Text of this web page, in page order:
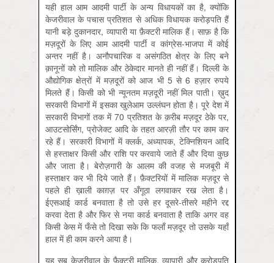
यही हाल आम आदमी पार्टी के अन्य विधायकों का है, क्योंकि
केजरीवाल के पचास प्रतिशत से अधिक विधायक करोड़पति हैं
यानी बड़े दुकानदार, व्यापारी या फ़ैक्टरी मालिक हैं। साफ़ है कि
मज़दूरों के लिए आम आदमी पार्टी व कांग्रेस-भाजपा में कोई
अन्तर नहीं है। अनौपचारिक व असंगठित क्षेत्र के लिए बने
क़ानूनों को तो मालिक और ठेकेदार मानते ही नहीं हैं। दिल्ली के
औद्योगिक क्षेत्रों में मज़दूरों को आज भी 5 से 6 हज़ार रुपये
मिलते हैं। किसी को भी न्यूनतम मज़दूरी नहीं मिल पाती। ख़ुद
सरकारी विभागों में इसका खुलेआम उल्लंघन होता है। पूरे देश में
सरकारी विभागों तक में 70 प्रतिशत के क़रीब मज़दूर ठेके पर,
आउटसोर्सिंग, प्रोजेक्ट आदि के तहत आरज़ी तौर पर काम कर
रहे हैं। सरकारी विभागों में क्लर्क, अध्यापक, टेक्निशियन आदि
से हस्ताक्षर किसी और राशि पर करवाये जाते हैं और दिया कुछ
और जाता है। बेरोज़गारी के आलम की वजह से मजबूरी में
हस्ताक्षर कर भी दिये जाते हैं। फ़ैक्टरियों में मालिक मज़दूर से
पहले ही ख़ाली काग़ज़ पर अँगूठा लगवाकर रख लेता है।
ईएसआई कार्ड बनवाता है तो उसे हर दूसरे-तीसरे महीने रद्द
करवा देता है और फिर से नया कार्ड बनवाता है ताकि अगर वह
किसी केस में फँसे तो दिखा सके कि फलाँ मज़दूर तो उसके यहाँ
हाल में ही काम करने आया है।
यह सब केजरीवाल के फ़ैक्टरी मालिक, व्यापारी और करोड़पति